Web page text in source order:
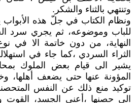
وتنتهي بالثناء والشكر.
ونظام الكتاب في جلّ هذه الأبواب
للباب وموضوعه، ثم يجري سرد
النهاية، من دون خاتمة الا في
الثراء السردي ،كما جاء في
يشير الى قيام بعض الملوك
المؤونة عنها حتى يضعف أهلها،
توكيد منع ذلك عن النفس
الى حصنها ،أعني الجسد،